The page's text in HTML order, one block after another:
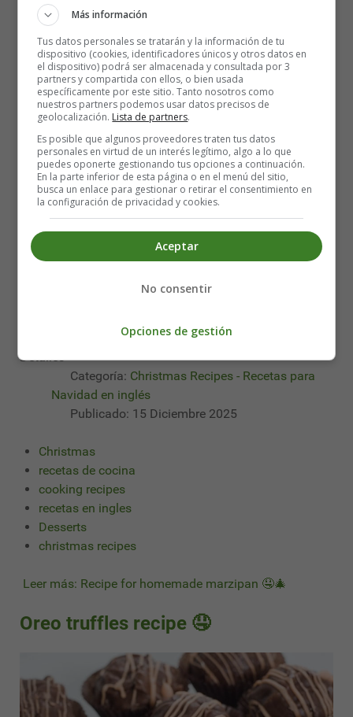
Detalles
Categoría: Christmas Recipes - Recetas para
Navidad en inglés
Publicado: 15 Diciembre 2025
Christmas
recetas de cocina
cooking recipes
recetas en ingles
Desserts
christmas recipes
Leer más: Recipe for homemade marzipan 🤤🎄
Oreo truffles recipe 🤤
Más información
Tus datos personales se tratarán y la información de tu
dispositivo (cookies, identificadores únicos y otros datos en
el dispositivo) podrá ser almacenada y consultada por 3
partners y compartida con ellos, o bien usada
específicamente por este sitio. Tanto nosotros como
nuestros partners podemos usar datos precisos de
geolocalización. Lista de partners.
Es posible que algunos proveedores traten tus datos
personales en virtud de un interés legítimo, algo a lo que
puedes oponerte gestionando tus opciones a continuación.
En la parte inferior de esta página o en el menú del sitio,
busca un enlace para gestionar o retirar el consentimiento en
la configuración de privacidad y cookies.
Aceptar
No consentir
Opciones de gestión